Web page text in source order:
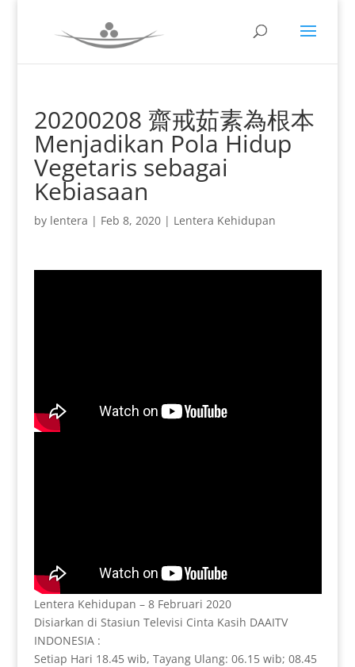
20200208 齋戒茹素為根本
Menjadikan Pola Hidup
Vegetaris sebagai
Kebiasaan
by lentera | Feb 8, 2020| Lentera Kehidupan
Lentera Kehidupan – 8 Februari 2020
Disiarkan di Stasiun Televisi Cinta Kasih DAAITV
INDONESIA :
Setiap Hari 18.45 wib, Tayang Ulang: 06.15 wib; 08.45